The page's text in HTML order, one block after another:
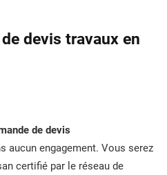
devis travaux en
de devis
aucun engagement. Vous serez
certifié par le réseau de